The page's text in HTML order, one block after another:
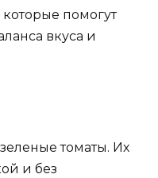
помогут
вкуса и
томаты. Их
и без